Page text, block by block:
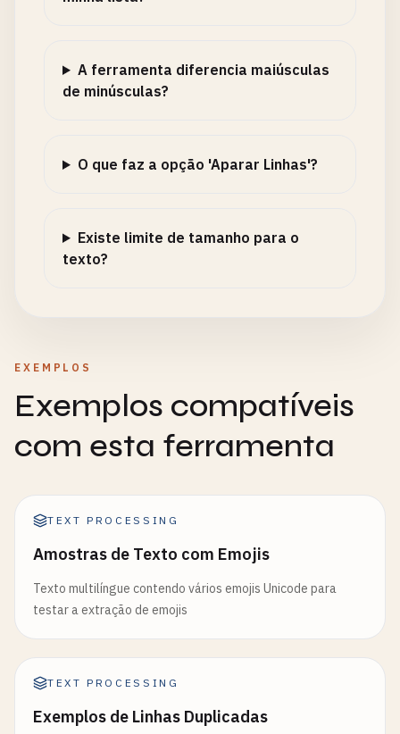
A ferramenta diferencia maiúsculas
de minúsculas?
O que faz a opção 'Aparar Linhas'?
Existe limite de tamanho para o
texto?
EXEMPLOS
Exemplos compatíveis
com esta ferramenta
TEXT PROCESSING
Amostras de Texto com Emojis
Texto multilíngue contendo vários emojis Unicode para
testar a extração de emojis
TEXT PROCESSING
Exemplos de Linhas Duplicadas